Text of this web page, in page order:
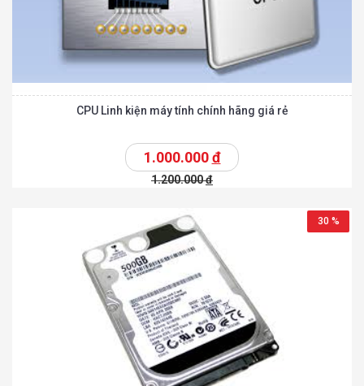
CPU Linh kiện máy tính chính hãng giá rẻ
1.000.000đ
1.200.000đ
30 %